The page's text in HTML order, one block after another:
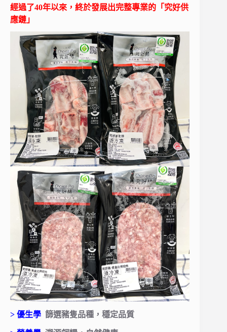
經過了40年以來，終於發展出完整專業的「究好供
應鏈」
> 優生學 篩選豬隻品種，穩定品質